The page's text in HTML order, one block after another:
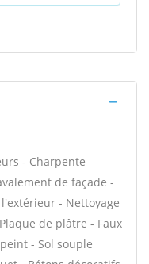
- Charpente
de façade -
- Nettoyage
de plâtre - Faux
- Sol souple